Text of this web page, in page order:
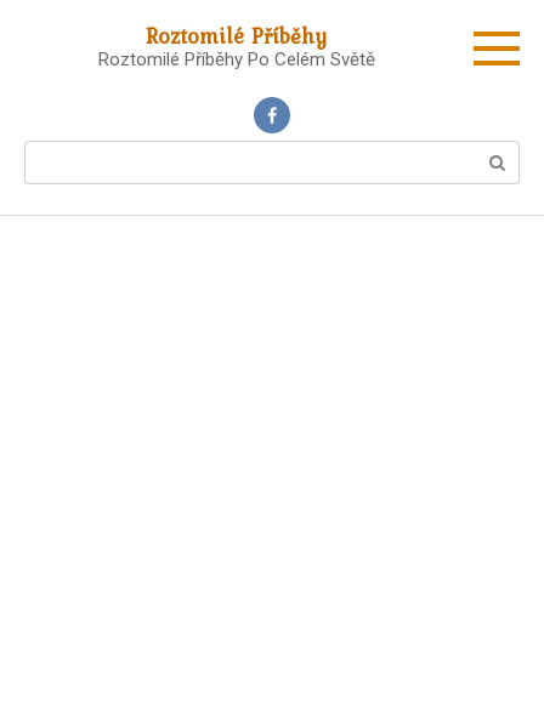
Roztomilé Příběhy
Roztomilé Příběhy Po Celém Světě